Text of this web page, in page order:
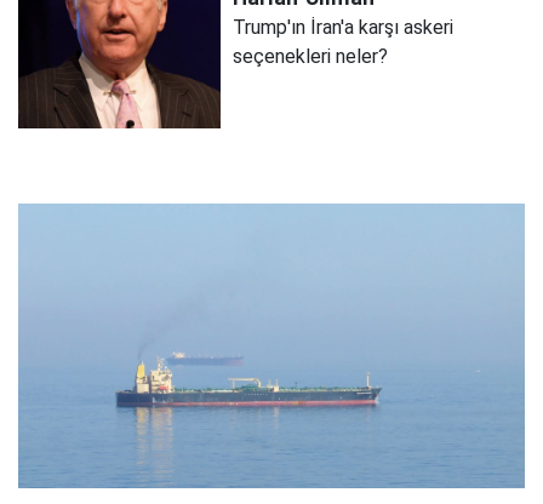
Trump'ın İran'a karşı askeri
seçenekleri neler?